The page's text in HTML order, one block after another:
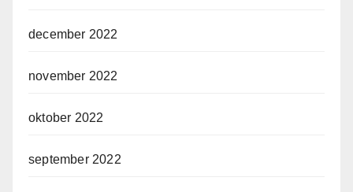
december 2022
november 2022
oktober 2022
september 2022